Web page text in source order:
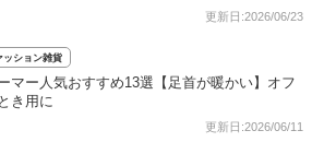
更新日:2026/06/23
ッション雑貨
マー人気おすすめ13選【足首が暖かい】オフ
き用に
更新日:2026/06/11